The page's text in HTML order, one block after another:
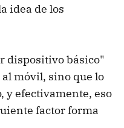
idea de los
dispositivo básico"
móvil, sino que lo
y efectivamente, eso
factor forma